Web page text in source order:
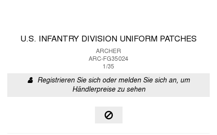
U.S. INFANTRY DIVISION UNIFORM PATCHES
ARCHER
ARC-FG35024
1/35
Registrieren Sie sich oder melden Sie sich an, um
Händlerpreise zu sehen